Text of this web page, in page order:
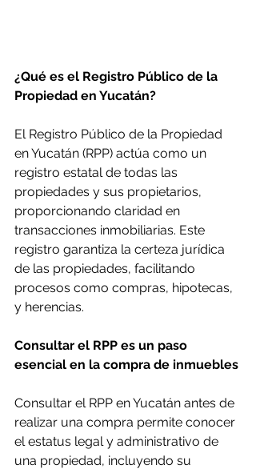
¿Qué es el Registro Público de la
Propiedad en Yucatán?
El Registro Público de la Propiedad
en Yucatán (RPP) actúa como un
registro estatal de todas las
propiedades y sus propietarios,
proporcionando claridad en
transacciones inmobiliarias. Este
registro garantiza la certeza jurídica
de las propiedades, facilitando
procesos como compras, hipotecas,
y herencias.
Consultar el RPP es un paso
esencial en la compra de inmuebles
Consultar el RPP en Yucatán antes de
realizar una compra permite conocer
el estatus legal y administrativo de
una propiedad, incluyendo su